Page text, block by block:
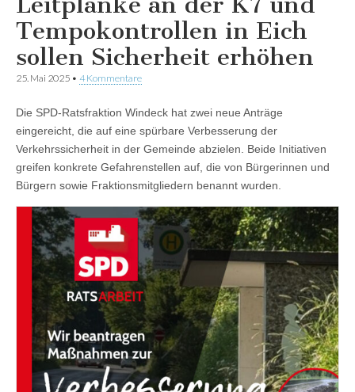
Tempokontrollen in Eich
sollen Sicherheit erhöhen
25. Mai 2025 • 4 Kommentare
Die SPD-Ratsfraktion Windeck hat zwei neue Anträge
eingereicht, die auf eine spürbare Verbesserung der
Verkehrssicherheit in der Gemeinde abzielen. Beide Initiativen
greifen konkrete Gefahrenstellen auf, die von Bürgerinnen und
Bürgern sowie Fraktionsmitgliedern benannt wurden.